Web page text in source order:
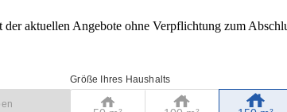
aktuellen Angebote ohne Verpflichtung zum